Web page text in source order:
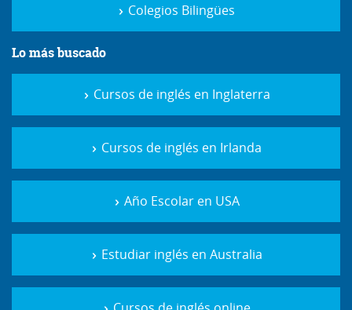
Colegios Bilingües
Lo más buscado
Cursos de inglés en Inglaterra
Cursos de inglés en Irlanda
Año Escolar en USA
Estudiar inglés en Australia